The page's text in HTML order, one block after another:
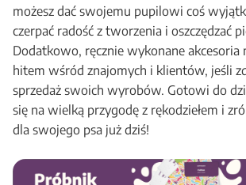
możesz dać swojemu pupilowi coś
czerpać radość z tworzenia i oszczędzać
Dodatkowo, ręcznie wykonane akcesoria
hitem wśród znajomych i klientów, jeśli
sprzedaż swoich wyrobów. Gotowi do
się na wielką przygodę z rękodziełem i
dla swojego psa już dziś!